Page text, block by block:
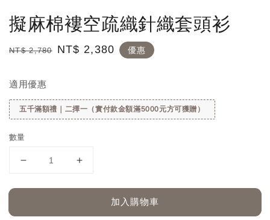
擬麻棉褸空疏織針織套頭衫
Regular
NT$ 2,780
Sale
NT$ 2,380 優惠
適用優惠
五千滿額禮｜二擇一（實付款金額滿5000元方可獲贈）
數量
加入購物車